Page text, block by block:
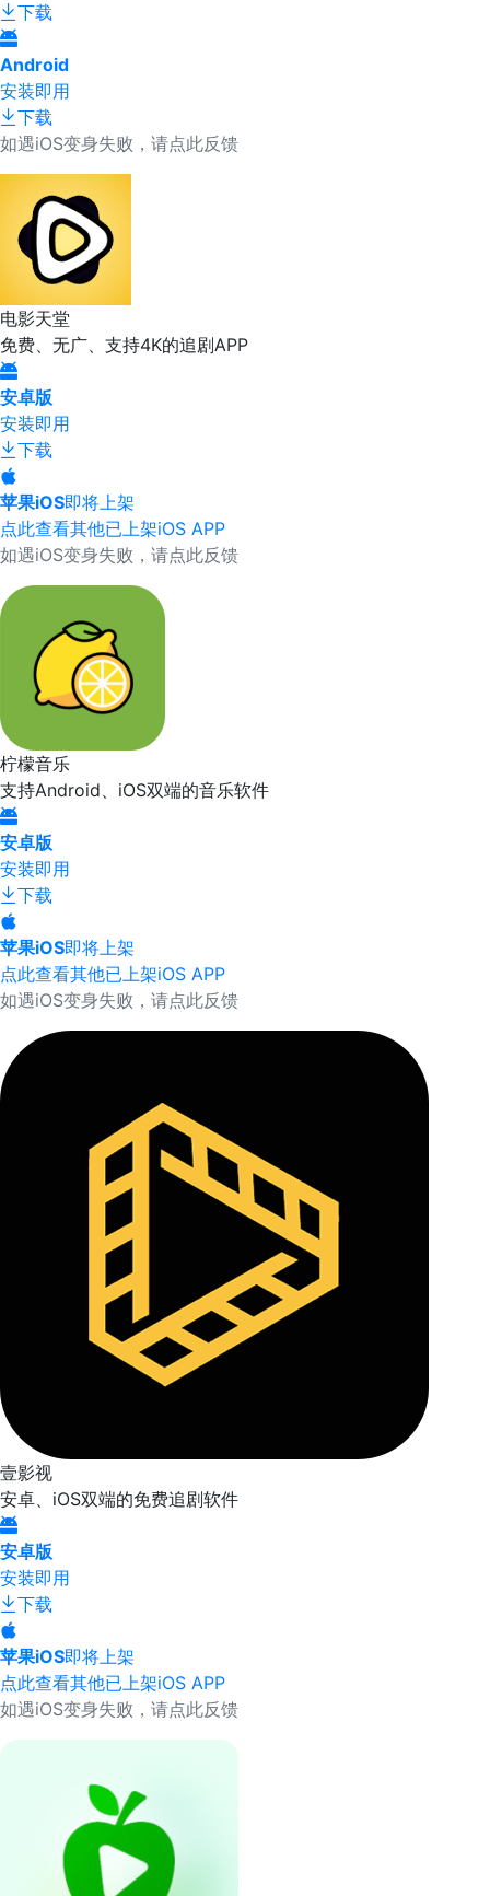
下载
Android
安装即用
下载
如遇iOS变身失败，请点此反馈
电影天堂
免费、无广、支持4K的追剧APP
安卓版
安装即用
下载
苹果iOS即将上架
点此查看其他已上架iOS APP
如遇iOS变身失败，请点此反馈
柠檬音乐
支持Android、iOS双端的音乐软件
安卓版
安装即用
下载
苹果iOS即将上架
点此查看其他已上架iOS APP
如遇iOS变身失败，请点此反馈
壹影视
安卓、iOS双端的免费追剧软件
安卓版
安装即用
下载
苹果iOS即将上架
点此查看其他已上架iOS APP
如遇iOS变身失败，请点此反馈